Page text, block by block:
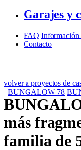
Garajes y
FAQ Información
Contacto
volver a proyectos de
BUNGALOW 78
más
familia de